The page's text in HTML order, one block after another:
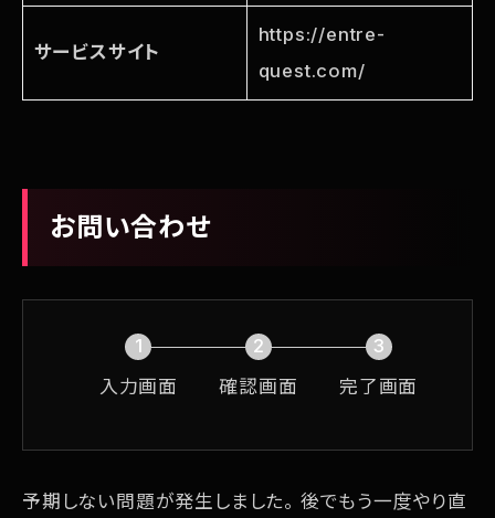
サービスサイト
https://entre-
quest.com/
お問い合わせ
1
入力画面
表
示
2
確認画面
表
示
3
完了画面
表
示
予期しない問題が発生しました。 後でもう一度やり直